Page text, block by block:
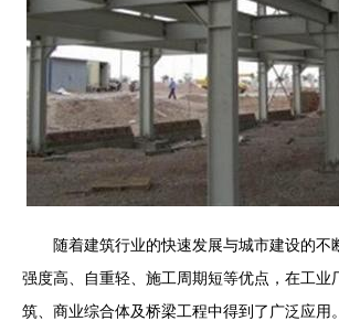
随着建筑行业的快速发展与城市建设的不
强度高、自重轻、施工周期短等优点，在工业
筑、商业综合体及桥梁工程中得到了广泛应用